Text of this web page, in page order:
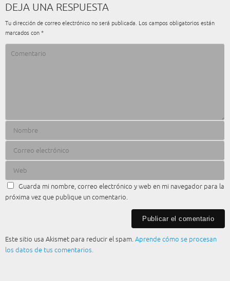
DEJA UNA RESPUESTA
Tu dirección de correo electrónico no será publicada. Los campos obligatorios están
marcados con *
Guarda mi nombre, correo electrónico y web en mi navegador para la
próxima vez que publique un comentario.
Este sitio usa Akismet para reducir el spam.Aprende cómo se procesan
los datos de tus comentarios.